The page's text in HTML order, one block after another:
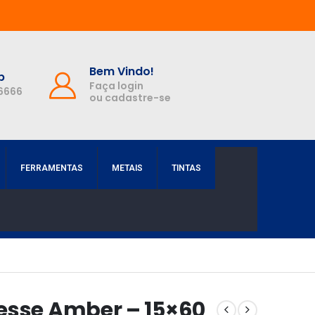
Bem Vindo!
Faça login
ou cadastre-se
FERRAMENTAS METAIS TINTAS